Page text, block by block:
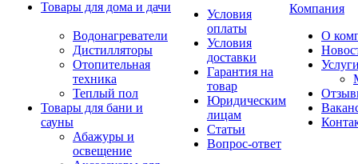
Товары для дома и дачи
Водонагреватели
Дистилляторы
Отопительная
техника
Теплый пол
Товары для бани и
сауны
Абажуры и
освещение
Условия
оплаты
Условия
доставки
Гарантия на
товар
Юридическим
лицам
Статьи
Вопрос-ответ
Компания
О